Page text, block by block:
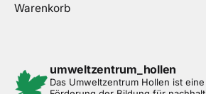
Warenkorb
umweltzentrum_hollen
Das Umweltzentrum Hollen ist